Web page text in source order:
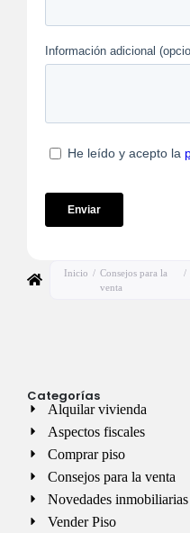
Inicio / Consejos para la
venta
/
Categorías
Alquilar vivienda
Aspectos fiscales
Comprar piso
Consejos para la venta
Novedades inmobiliarias
Vender Piso